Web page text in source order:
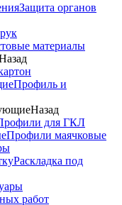
Защита органов
материалы
Профиль и
Назад
для ГКЛ
Профили маячковые
Раскладка под